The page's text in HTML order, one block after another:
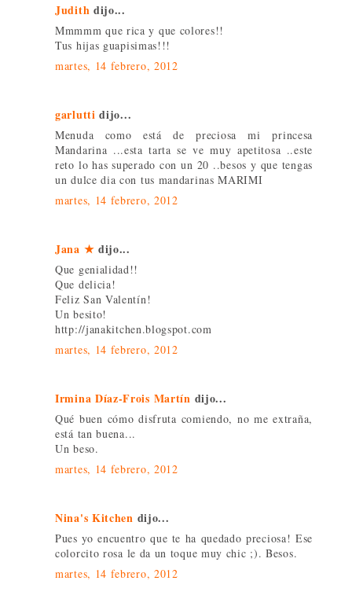
Judith dijo...
Mmmmm que rica y que colores!!
Tus hijas guapisimas!!!
martes, 14 febrero, 2012
garlutti dijo...
Menuda como está de preciosa mi princesa
Mandarina ...esta tarta se ve muy apetitosa ..este
reto lo has superado con un 20 ..besos y que tengas
un dulce dia con tus mandarinas MARIMI
martes, 14 febrero, 2012
Jana ★ dijo...
Que genialidad!!
Que delicia!
Feliz San Valentín!
Un besito!
http://janakitchen.blogspot.com
martes, 14 febrero, 2012
Irmina Díaz-Frois Martín dijo...
Qué buen cómo disfruta comiendo, no me extraña,
está tan buena...
Un beso.
martes, 14 febrero, 2012
Nina's Kitchen dijo...
Pues yo encuentro que te ha quedado preciosa! Ese
colorcito rosa le da un toque muy chic ;). Besos.
martes, 14 febrero, 2012